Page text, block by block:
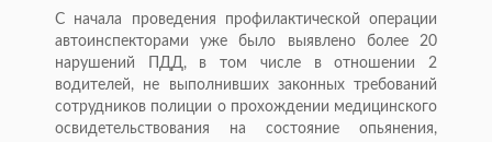
С начала проведения профилактической операции
автоинспекторами уже было выявлено более 20
нарушений ПДД, в том числе в отношении 2
водителей, не выполнивших законных требований
сотрудников полиции о прохождении медицинского
освидетельствования на состояние опьянения,